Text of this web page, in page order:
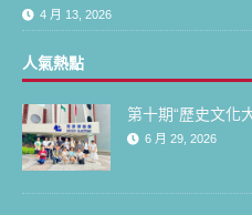
4 月 13, 2026
人氣熱點
第十期“歷史文化
6 月 29, 2026